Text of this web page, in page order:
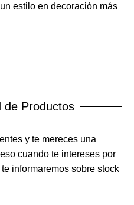
estilo en decoración más
de Productos
y te mereces una
cuando te intereses por
informaremos sobre stock